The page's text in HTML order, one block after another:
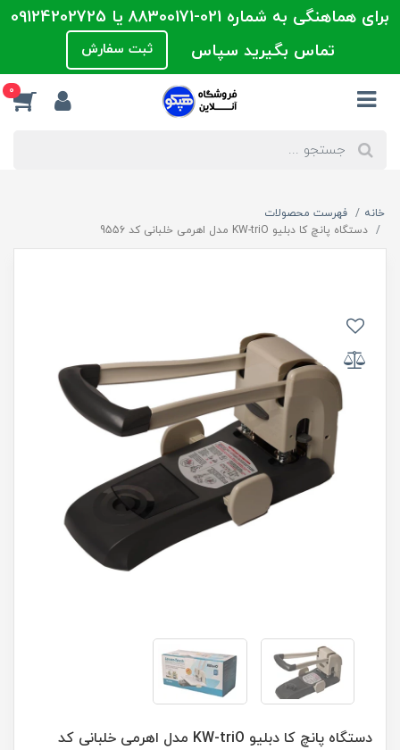
برای هماهنگی به شماره 021-88300171 یا 09124202725
تماس بگیرید سپاس
ثبت سفارش
0
خانه
فهرست محصولات
دستگاه پانچ کا دبلیو KW-triO مدل اهرمی خلبانی کد 9556
دستگاه پانچ کا دبلیو KW-triO مدل اهرمی خلبانی کد